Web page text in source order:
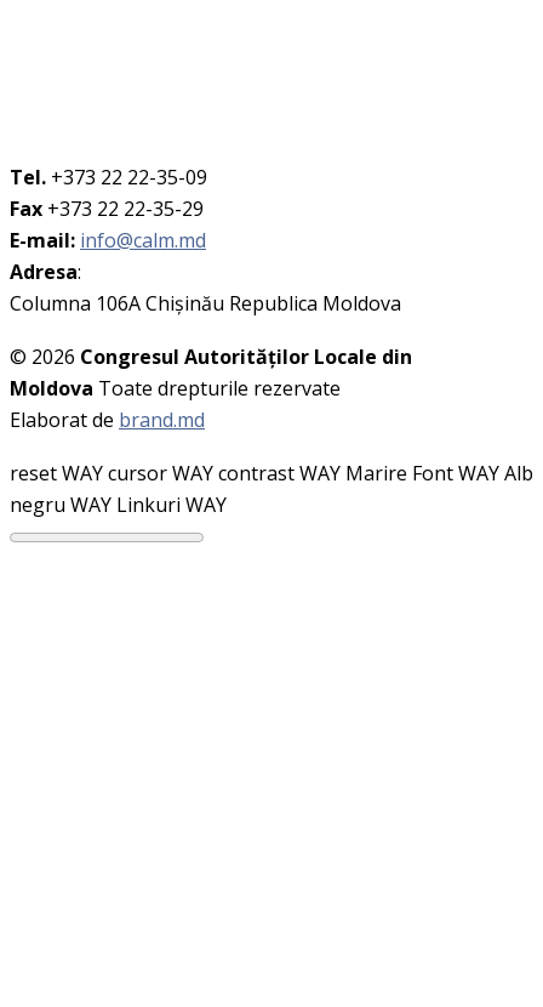
Tel. +373 22 22-35-09
Fax +373 22 22-35-29
E-mail: info@calm.md
Adresa:
Columna 106A Chişinău Republica Moldova
© 2026 Congresul Autorităţilor Locale din
Moldova Toate drepturile rezervate
Elaborat de brand.md
reset WAYcursor WAYcontrast WAY Marire Font WAYAlb
negru WAY Linkuri WAY